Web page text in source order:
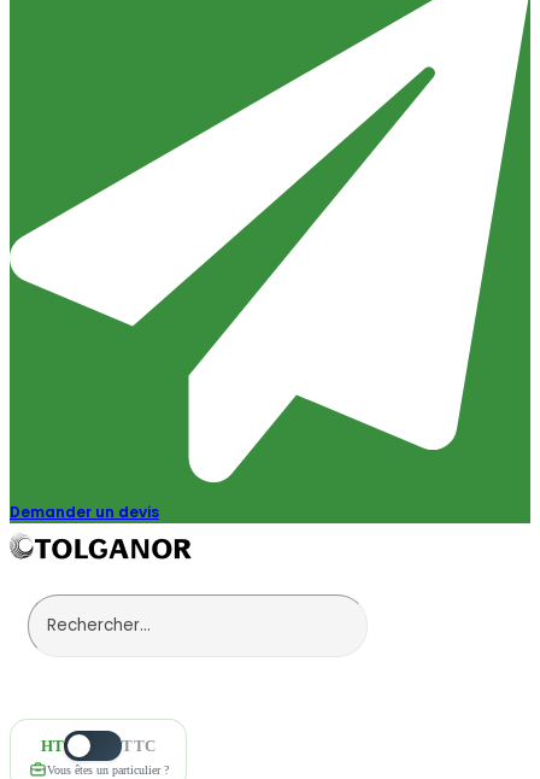
Demander un devis
HT TTC
Vous êtes un particulier ?